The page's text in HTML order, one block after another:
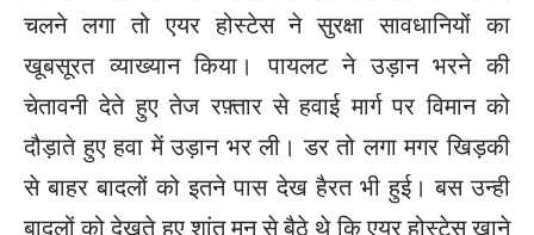
चलने लगा तो एयर होस्टेस ने सुरक्षा सावधानियों का
खूबसूरत व्याख्यान किया। पायलट ने उड़ान भरने की
चेतावनी देते हुए तेज रफ़्तार से हवाई मार्ग पर विमान को
दौड़ाते हुए हवा में उड़ान भर ली। डर तो लगा मगर खिड़की
से बाहर बादलों को इतने पास देख हैरत भी हुई। बस उन्ही
बादलों को देखते हुए शांत मन से बैठे थे कि एयर होस्टेस खाने